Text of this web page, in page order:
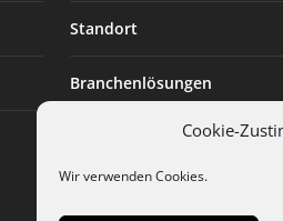
Cookie-
Wir verwenden Cookies.
Standort
Branchenlösungen